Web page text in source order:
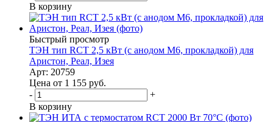
В корзину
Быстрый просмотр
ТЭН тип RСT 2,5 кВт (с анодом М6, прокладкой) для
Аристон, Реал, Изея
Арт: 20759
Цена от 1 155 руб.
-
+
В корзину